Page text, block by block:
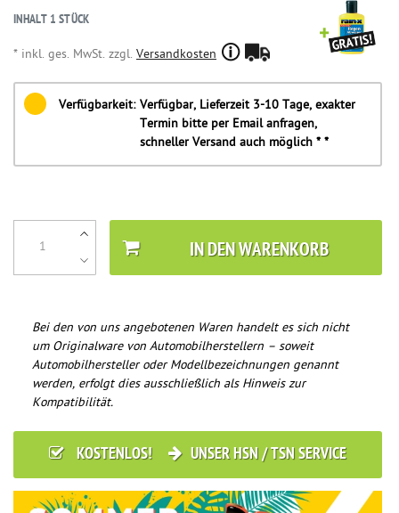
INHALT 1STÜCK
* inkl. ges. MwSt. zzgl. Versandkosten
Verfügbarkeit: Verfügbar, Lieferzeit 3-10 Tage, exakter
Termin bitte per Email anfragen,
schneller Versand auch möglich * *
IN DEN WARENKORB
Bei den von uns angebotenen Waren handelt es sich nicht
um Originalware von Automobilherstellern – soweit
Automobilhersteller oder Modellbezeichnungen genannt
werden, erfolgt dies ausschließlich als Hinweis zur
Kompatibilität.
KOSTENLOS! UNSER HSN / TSN SERVICE